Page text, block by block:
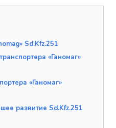
Sd.Kfz.251
«Ганомаг»
«Ганомаг»
развитие Sd.Kfz.251